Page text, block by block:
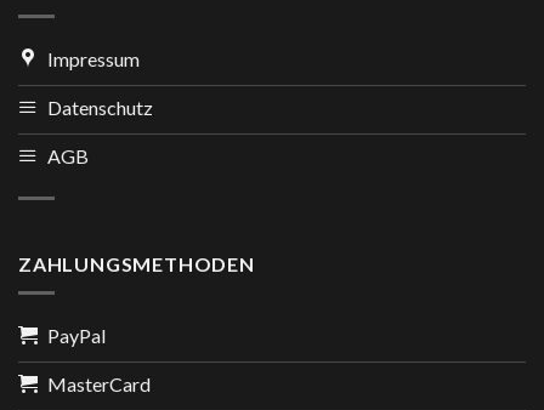
Impressum
Datenschutz
AGB
ZAHLUNGSMETHODEN
PayPal
MasterCard